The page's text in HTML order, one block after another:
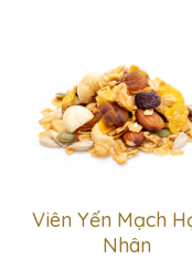
Viên Yến Mạch
Nhân